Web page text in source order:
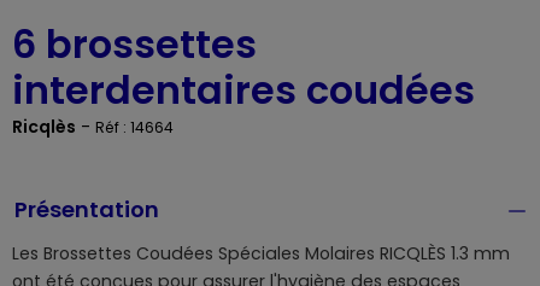
6 brossettes
interdentaires coudées
Ricqlès - Réf : 14664
Présentation
Les Brossettes Coudées Spéciales Molaires RICQLÈS 1.3 mm
ont été conçues pour assurer l'hygiène des espaces